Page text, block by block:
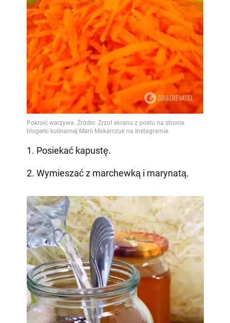
1. Posiekać kapustę.
2. Wymieszać z marchewką i marynatą.